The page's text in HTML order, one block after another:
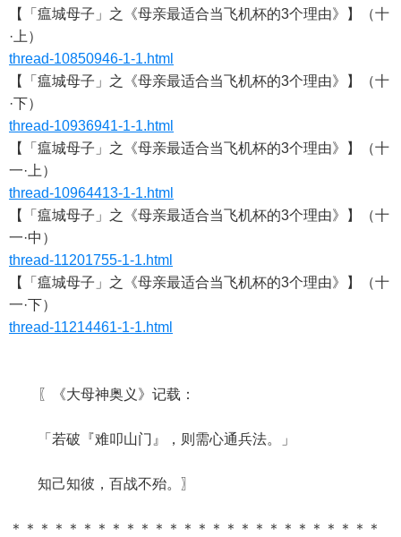
【「瘟城母子」之《母亲最适合当飞机杯的3个理由》】（十
·上）
thread-10850946-1-1.html
【「瘟城母子」之《母亲最适合当飞机杯的3个理由》】（十
·下）
thread-10936941-1-1.html
【「瘟城母子」之《母亲最适合当飞机杯的3个理由》】（十
一·上）
thread-10964413-1-1.html
【「瘟城母子」之《母亲最适合当飞机杯的3个理由》】（十
一·中）
thread-11201755-1-1.html
【「瘟城母子」之《母亲最适合当飞机杯的3个理由》】（十
一·下）
thread-11214461-1-1.html
〖《大母神奥义》记载：
「若破『难叩山门』，则需心通兵法。」
知己知彼，百战不殆。〗
＊＊＊＊＊＊＊＊＊＊＊＊＊＊＊＊＊＊＊＊＊＊＊＊＊＊